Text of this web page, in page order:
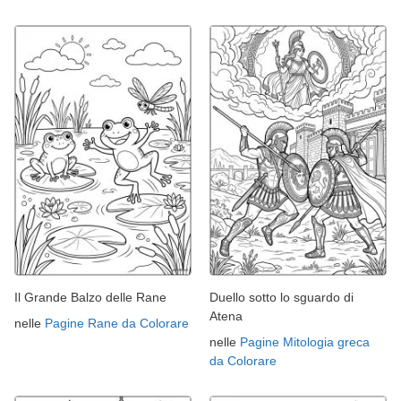
Il Grande Balzo delle Rane
nelle Pagine Rane da Colorare
Duello sotto lo sguardo di
Atena
nelle Pagine Mitologia greca
da Colorare